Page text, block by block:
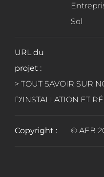
Sol
URL du
projet :
> TOUT SAVOIR SUR
D'INSTALLATION ET
Copyright : © AEB